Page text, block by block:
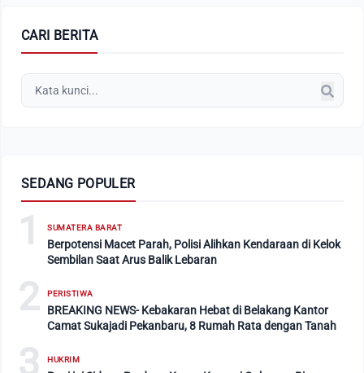
CARI BERITA
SEDANG POPULER
1 SUMATERA BARAT
Berpotensi Macet Parah, Polisi Alihkan Kendaraan di Kelok
Sembilan Saat Arus Balik Lebaran
2 PERISTIWA
BREAKING NEWS- Kebakaran Hebat di Belakang Kantor
Camat Sukajadi Pekanbaru, 8 Rumah Rata dengan Tanah
3 HUKRIM